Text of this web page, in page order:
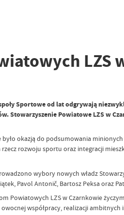
LZS
Sportowe od lat odgrywają
Stowarzyszenie Powiatowe LZS w
okazją do podsumowania
rzecz rozwoju sportu oraz integracji
wybory nowych władz
Pavol Antonič, Bartosz Peksa oraz
Powiatowych LZS w Czarnkowie
owocnej współpracy, realizacji